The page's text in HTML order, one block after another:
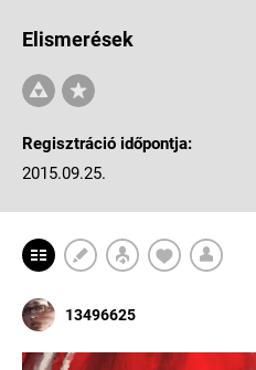
Elismerések
Regisztráció időpontja:
2015.09.25.
13496625